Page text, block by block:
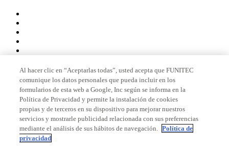
Miembro de
Acreditaciones
Al hacer clic en “Aceptarlas todas”, usted acepta que FUNITEC
comunique los datos personales que pueda incluir en los
formularios de esta web a Google, Inc según se informa en la
Política de Privacidad y permite la instalación de cookies
propias y de terceros en su dispositivo para mejorar nuestros
servicios y mostrarle publicidad relacionada con sus preferencias
mediante el análisis de sus hábitos de navegación. Política de
privacidad